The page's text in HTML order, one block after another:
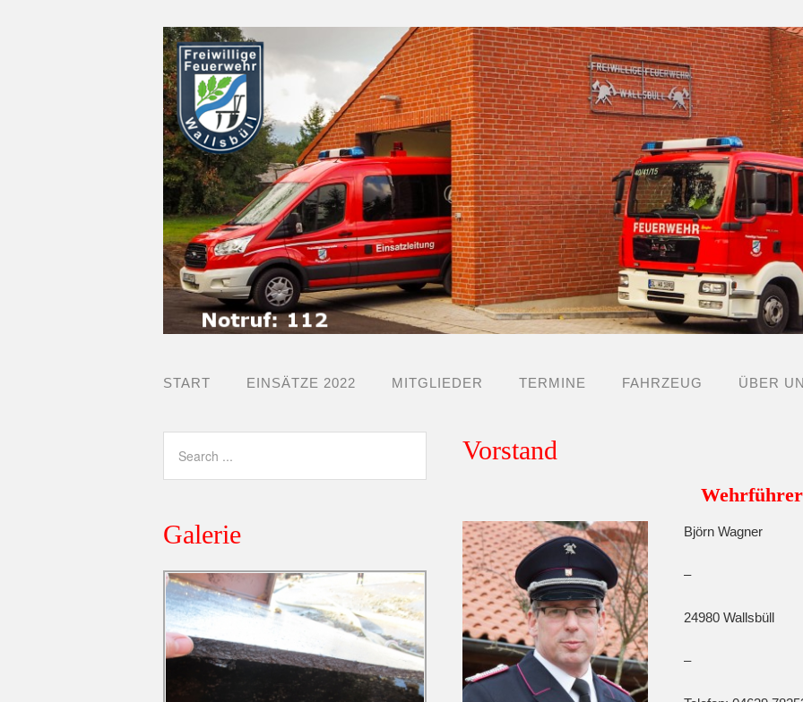
START EINSÄTZE 2022 MITGLIEDER TERMINE FAHRZEUG ÜBER
Vorstand
Wehrführer
Björn Wagner
–
24980 Wallsbüll
–
Galerie